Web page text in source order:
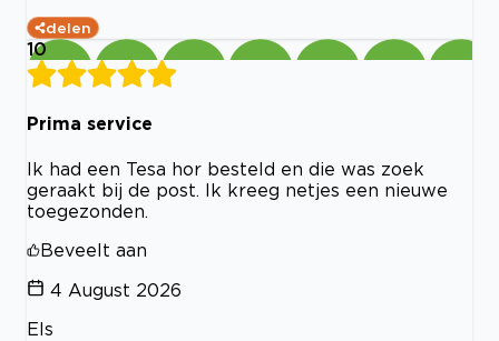
delen
10
Prima service
Ik had een Tesa hor besteld en die was zoek
geraakt bij de post. Ik kreeg netjes een nieuwe
toegezonden.
Beveelt aan
4 August 2026
Els